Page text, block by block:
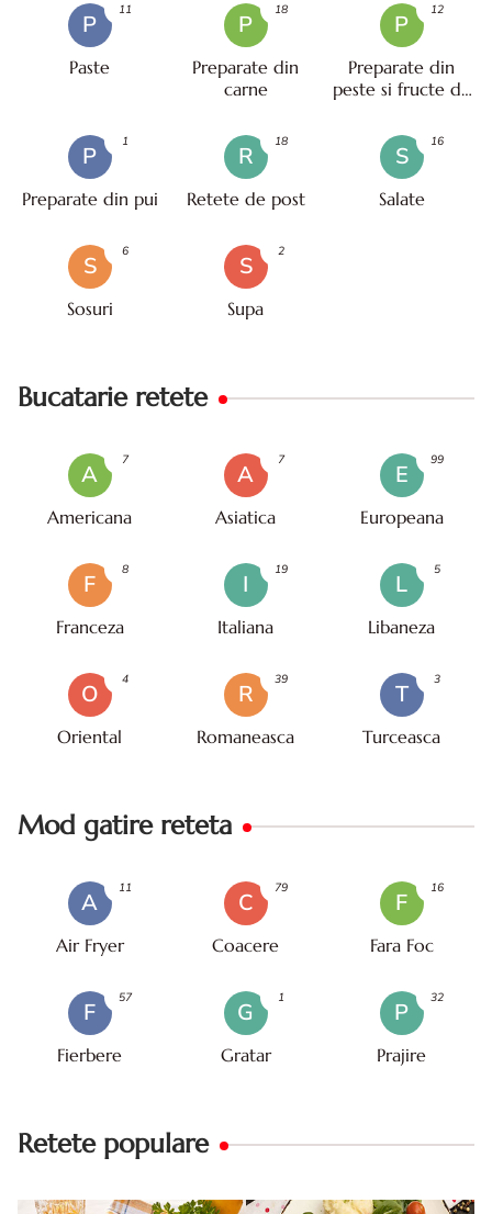
P
Paste
11
P
Preparate din
carne
18
P
Preparate din
peste si fructe de
12
P
Preparate din pui
1
R
Retete de post
18
S
Salate
16
S
Sosuri
6
S
Supa
2
Bucatarie retete
A
Americana
7
A
Asiatica
7
E
Europeana
99
F
Franceza
8
I
Italiana
19
L
Libaneza
5
O
Oriental
4
R
Romaneasca
39
T
Turceasca
3
Mod gatire reteta
A
Air Fryer
11
C
Coacere
79
F
Fara Foc
16
F
Fierbere
57
G
Gratar
1
P
Prajire
32
Retete populare